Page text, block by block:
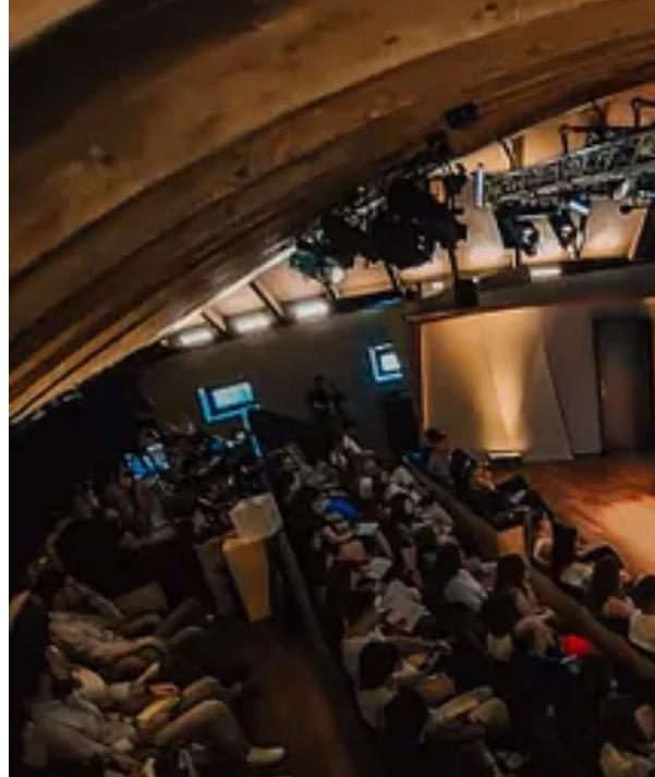
Te simti obosit in permanenta si parca nimic nu te ajuta sa scapi de starea asta coplesitoare?
In acest nou video informativ, exploram in detaliu
, o problema comuna
fiziologice si cele psihologice, si vom oferi o serie de solutii usor de implementat cu care sa
Descopera cum poate contribui fiecare din acesti factori, la starea ta permanenta de
Despre toate asteaa vei afla in materialul de mai jos - avanpremiera de sambata asta, pe care
🎧 Ceva nou de urmarit: